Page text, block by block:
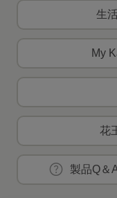
生
My
花
製品Q＆